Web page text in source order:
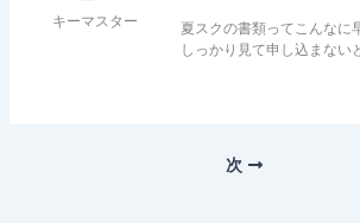
キーマスター
夏スクの書類ってこんなに
しっかり見て申し込まない
次